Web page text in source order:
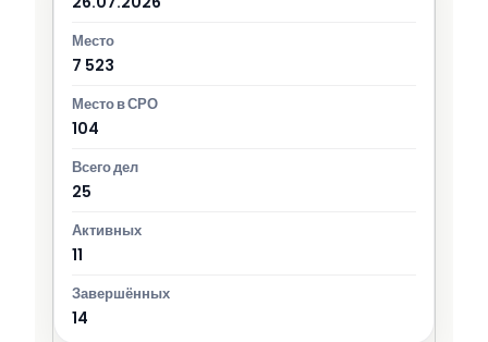
7 523
104
25
11
14